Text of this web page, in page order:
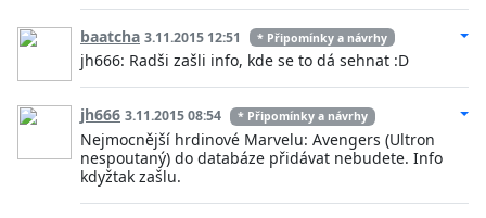
baatcha 3.11.2015 12:51 * Připomínky a návrhy
jh666: Radši zašli info, kde se to dá sehnat :D
jh666 3.11.2015 08:54 * Připomínky a návrhy
Nejmocnější hrdinové Marvelu: Avengers (Ultron
nespoutaný) do databáze přidávat nebudete. Info
kdyžtak zašlu.